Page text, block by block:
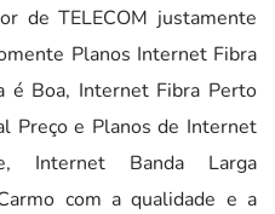
de TELECOM justamente
Planos Internet Fibra
é Boa, Internet Fibra Perto
Preço e Planos de Internet
Internet Banda Larga
com a qualidade e a